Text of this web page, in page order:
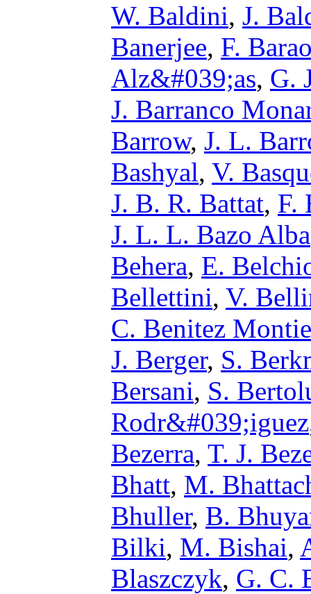
W. Baldini, J.
Banerjee, F.
Alz&#039;as, G.
J. Barranco
Barrow, J. L.
Bashyal, V.
J. B. R. Battat, F.
J. L. L. Bazo Alba
Behera, E.
Bellettini, V.
C. Benitez
J. Berger, S.
Bersani, S.
Rodr&#039;iguez
Bezerra, T. J.
Bhatt, M.
Bhuller, B.
Bilki, M. Bishai,
Blaszczyk, G. C.